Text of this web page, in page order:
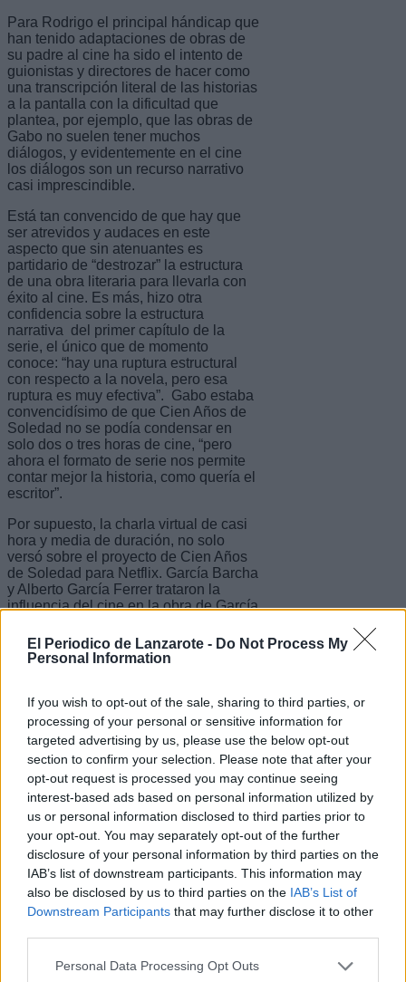
El Periodico de Lanzarote - Do Not Process My
Personal Information
If you wish to opt-out of the sale, sharing to third parties, or
processing of your personal or sensitive information for
targeted advertising by us, please use the below opt-out
section to confirm your selection. Please note that after your
opt-out request is processed you may continue seeing
interest-based ads based on personal information utilized by
us or personal information disclosed to third parties prior to
your opt-out. You may separately opt-out of the further
disclosure of your personal information by third parties on the
IAB’s list of downstream participants. This information may
also be disclosed by us to third parties on the IAB’s List of
Downstream Participants that may further disclose it to other
Personal Data Processing Opt Outs
Para Rodrigo el principal hándicap que
han tenido adaptaciones de obras de
su padre al cine ha sido el intento de
guionistas y directores de hacer como
una transcripción literal de las historias
a la pantalla con la dificultad que
plantea, por ejemplo, que las obras de
Gabo no suelen tener muchos
diálogos, y evidentemente en el cine
los diálogos son un recurso narrativo
casi imprescindible.
Está tan convencido de que hay que
ser atrevidos y audaces en este
aspecto que sin atenuantes es
partidario de “destrozar” la estructura
de una obra literaria para llevarla con
éxito al cine. Es más, hizo otra
confidencia sobre la estructura
narrativa del primer capítulo de la
serie, el único que de momento
conoce: “hay una ruptura estructural
con respecto a la novela, pero esa
ruptura es muy efectiva”. Gabo estaba
convencidísimo de que Cien Años de
Soledad no se podía condensar en
solo dos o tres horas de cine, “pero
ahora el formato de serie nos permite
contar mejor la historia, como quería el
escritor”.
Por supuesto, la charla virtual de casi
hora y media de duración, no solo
versó sobre el proyecto de Cien Años
de Soledad para Netflix. García Barcha
y Alberto García Ferrer trataron la
influencia del cine en la obra de García
industria cinematográfica de
Latinoamérica, de su trabajo
Experimental de Roma, de lo que
disfrutaba viendo películas del director
japonés Akira Kurosawa, uno de sus
favoritos, o de lo mucho que se divirtió
con Parque Jurásico de Spielberg, con
una declaración casi infantil: “me
permitió conocer a los dinosaurios”.
Gabo alguna vez en un encuentro, en
los jardines del hotel Caribe de
Cartagena de Indias, nos contaba a los
miembros de Grupo Taller Cine, que
producíamos programas televisivos
para el canal Telecaribe sobre
de la alta influencia que tuvo en su